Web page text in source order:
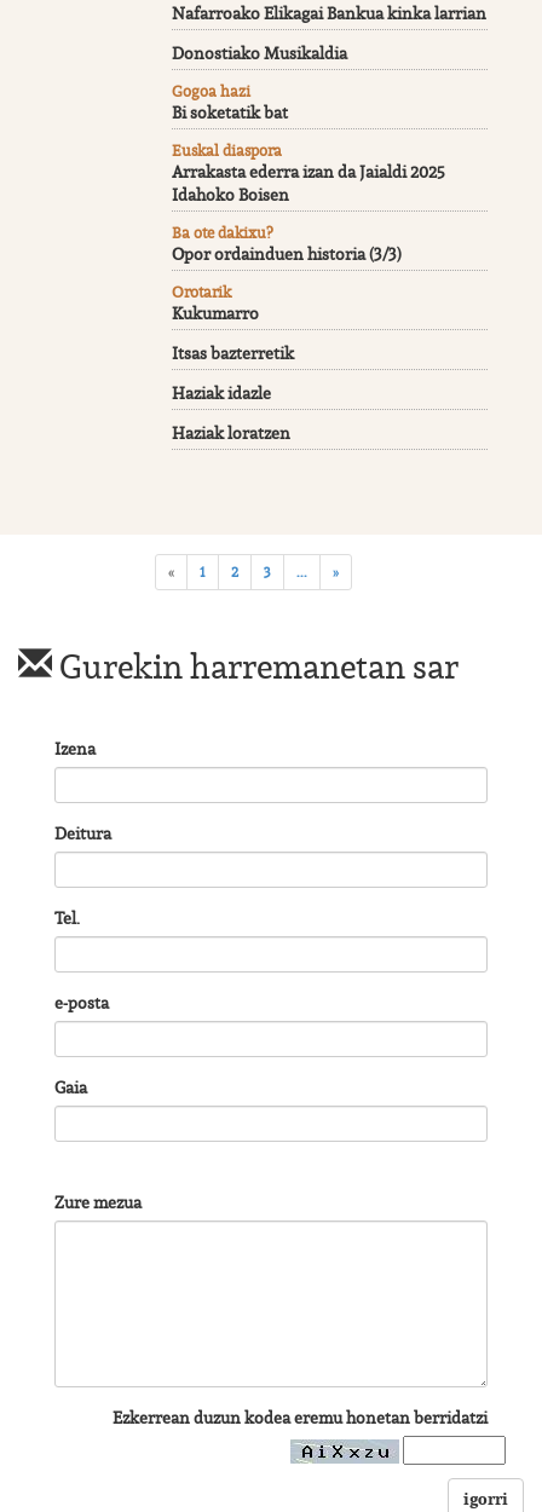
Nafarroako Elikagai Bankua kinka larrian
Donostiako Musikaldia
Gogoa hazi
Bi soketatik bat
Euskal diaspora
Arrakasta ederra izan da Jaialdi 2025
Idahoko Boisen
Ba ote dakixu?
Opor ordainduen historia (3/3)
Orotarik
Kukumarro
Itsas bazterretik
Haziak idazle
Haziak loratzen
« 1 2 3 ... »
Gurekin harremanetan sar
Izena
Deitura
Tel.
e-posta
Gaia
Zure mezua
Ezkerrean duzun kodea eremu honetan berridatzi
igorri